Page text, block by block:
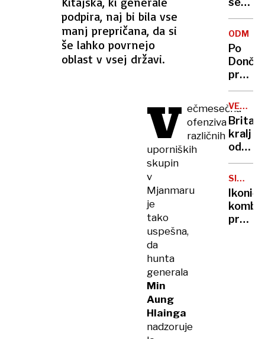
podpira, naj bi bila vse
manj prepričana, da si
še lahko povrnejo
oblast v vsej državi.
V ečmesečna
ofenziva
različnih
uporniških
skupin
v
Mjanmaru
je
tako
uspešna,
da
hunta
generala
Min
Aung
Hlainga
nadzoruje
cilji
vlade
Po
Karma
je
psica,
Nico
pa
njen
sin
VELIKA
kralj
zaradi
raka
SIMBOL
kombi